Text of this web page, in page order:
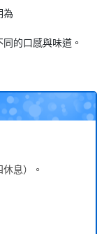
為
的口感與味道。
息）。